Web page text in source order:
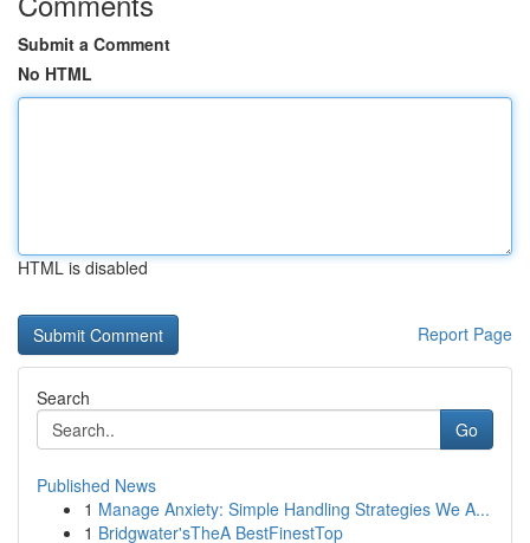
Submit a Comment
No HTML
HTML is disabled
Report Page
Search
Go
Published News
1 Manage Anxiety: Simple Handling Strategies We A...
1 Bridgwater'sTheA BestFinestTop